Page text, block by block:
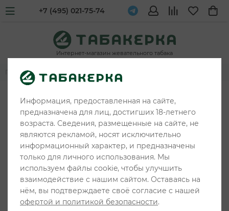
Интернет-магазин жевательного табака
+7 (495) 021-75-74
Главная Жевательные табаки и снюс
Информация, предоставленная на сайте,
предназначена для лиц, достигших 18-летнего
возраста. Сведения, размещенные на сайте, не
являются рекламой, носят исключительно
информационный характер, и предназначены
только для личного использования. Мы
используем файлы cookie, чтобы улучшить
взаимодействие с нашим сайтом. Оставаясь на
нём, вы подтверждаете своё согласие с нашей
офертой и политикой безопасности.